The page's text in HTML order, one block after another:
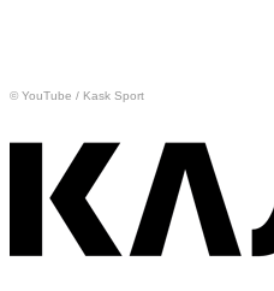
© YouTube / Kask Sport